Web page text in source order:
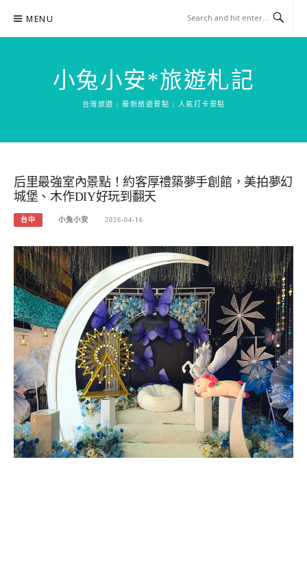
content
MENU
小兔小安*旅遊札記
台灣旅遊 | 最新旅遊景點 | 人氣打卡景點
后里最強室內景點！約客厚禮築夢手創館，美拍夢幻
城堡、木作DIY好玩到翻天
台中 小兔小安 2026-04-16